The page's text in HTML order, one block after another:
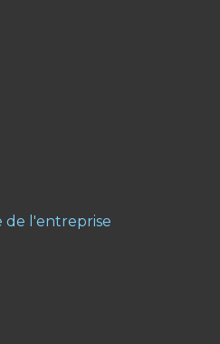
de l'entreprise